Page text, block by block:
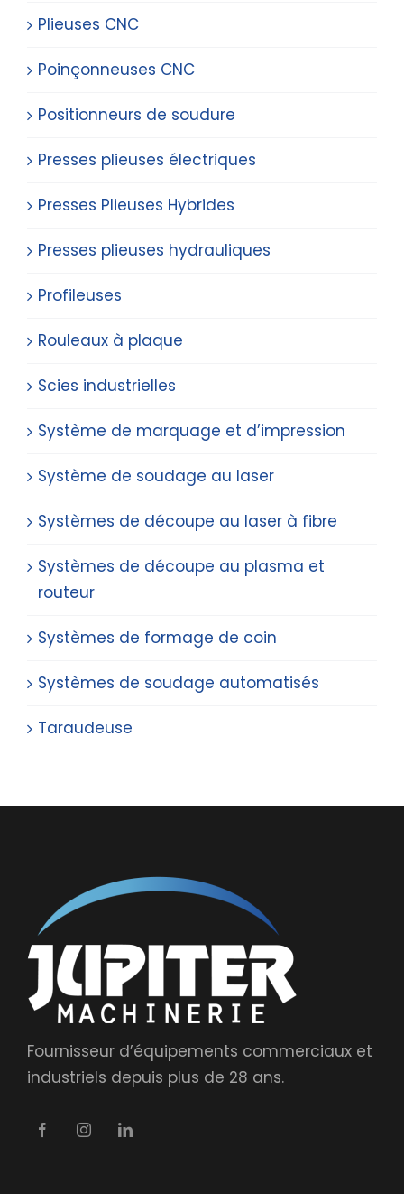
Plieuses CNC
Poinçonneuses CNC
Positionneurs de soudure
Presses plieuses électriques
Presses Plieuses Hybrides
Presses plieuses hydrauliques
Profileuses
Rouleaux à plaque
Scies industrielles
Système de marquage et d’impression
Système de soudage au laser
Systèmes de découpe au laser à fibre
Systèmes de découpe au plasma et
routeur
Systèmes de formage de coin
Systèmes de soudage automatisés
Taraudeuse
Fournisseur d’équipements commerciaux et
industriels depuis plus de 28 ans.